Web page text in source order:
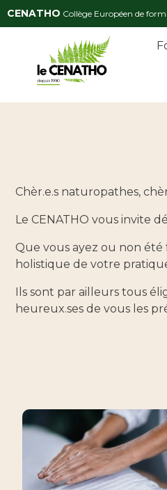
CENATHO Collège Européen de
Chèr.e.s naturopathes,
Le CENATHO vous invite
Que vous ayez ou non été
holistique de votre
Ils sont par ailleurs tous
heureux.ses de vous les